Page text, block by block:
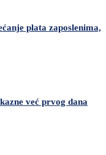
plata zaposlenima,
već prvog dana